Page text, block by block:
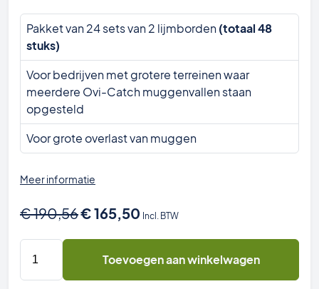
Pakket van 24 sets van 2 lijmborden(totaal 48
stuks)
Voor bedrijven met grotere terreinen waar
meerdere Ovi-Catch muggenvallen staan
opgesteld
Voor grote overlast van muggen
Meer informatie
€190,56Oorspronkelijke
€ 190,56.
€165,50 Huidige
€ 165,50.
Incl. BTW
48x
Kleefplaat
voor
Toevoegen aan winkelwagen